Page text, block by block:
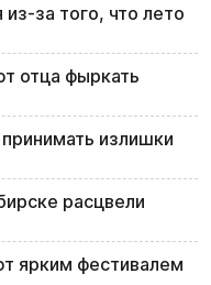
из-за того, что лето
отца фыркать
излишки
расцвели
ярким фестивалем